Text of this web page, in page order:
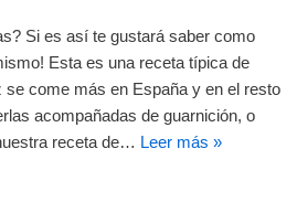
Si es así te gustará saber como
Esta es una receta típica de
come más en España y en el resto
acompañadas de guarnición, o
receta de… Leer más »